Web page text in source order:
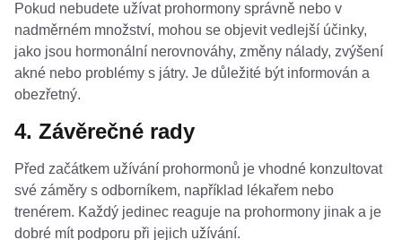
Pokud nebudete užívat prohormony správně nebo v
nadměrném množství, mohou se objevit vedlejší účinky,
jako jsou hormonální nerovnováhy, změny nálady, zvýšení
akné nebo problémy s játry. Je důležité být informován a
obezřetný.
4. Závěrečné rady
Před začátkem užívání prohormonů je vhodné konzultovat
své záměry s odborníkem, například lékařem nebo
trenérem. Každý jedinec reaguje na prohormony jinak a je
dobré mít podporu při jejich užívání.